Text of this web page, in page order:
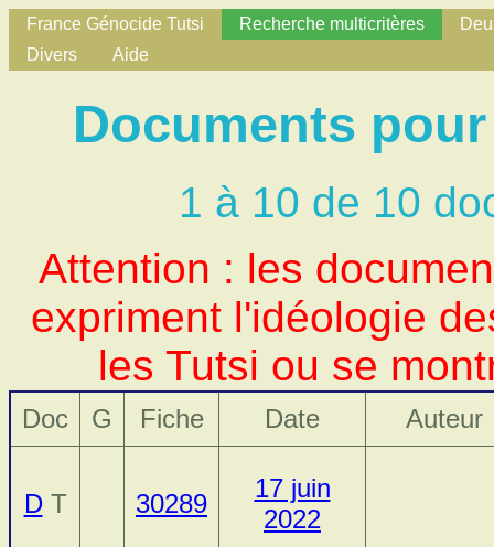
France Génocide Tutsi Recherche multicritères
Divers
Aide
Documents
1 à 10 de 10
Attention : les
expriment l'idéologie
les Tutsi ou se
Doc G Fiche Date Auteur
DT 30289
17 juin
2022